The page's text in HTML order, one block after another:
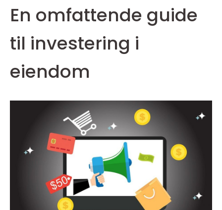
En omfattende guide
til investering i
eiendom